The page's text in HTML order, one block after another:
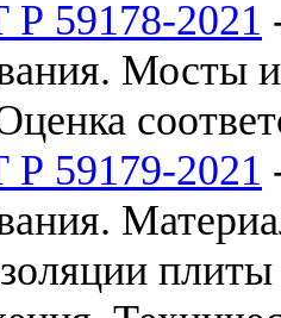
59178-2021
Мосты
59179-2021